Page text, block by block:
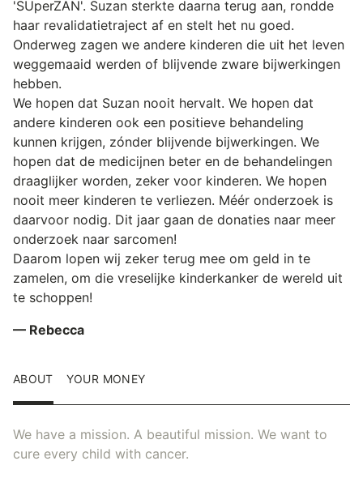
'SUperZAN'. Suzan sterkte daarna terug aan, rondde
haar revalidatietraject af en stelt het nu goed.
Onderweg zagen we andere kinderen die uit het leven
weggemaaid werden of blijvende zware bijwerkingen
hebben.
We hopen dat Suzan nooit hervalt. We hopen dat
andere kinderen ook een positieve behandeling
kunnen krijgen, zónder blijvende bijwerkingen. We
hopen dat de medicijnen beter en de behandelingen
draaglijker worden, zeker voor kinderen. We hopen
nooit meer kinderen te verliezen. Méér onderzoek is
daarvoor nodig. Dit jaar gaan de donaties naar meer
onderzoek naar sarcomen!
Daarom lopen wij zeker terug mee om geld in te
zamelen, om die vreselijke kinderkanker de wereld uit
te schoppen!
— Rebecca
ABOUT YOUR MONEY
We have a mission. A beautiful mission. We want to
cure every child with cancer.